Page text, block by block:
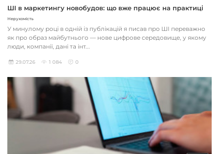
ШІ в маркетингу новобудов: що вже працює на практиці
Нерухомість
У минулому році в одній із публікацій я писав про ШІ переважно
як про образ майбутнього — нове цифрове середовище, у якому
люди, компанії, дані та інт...
29.07.26 1 084 0